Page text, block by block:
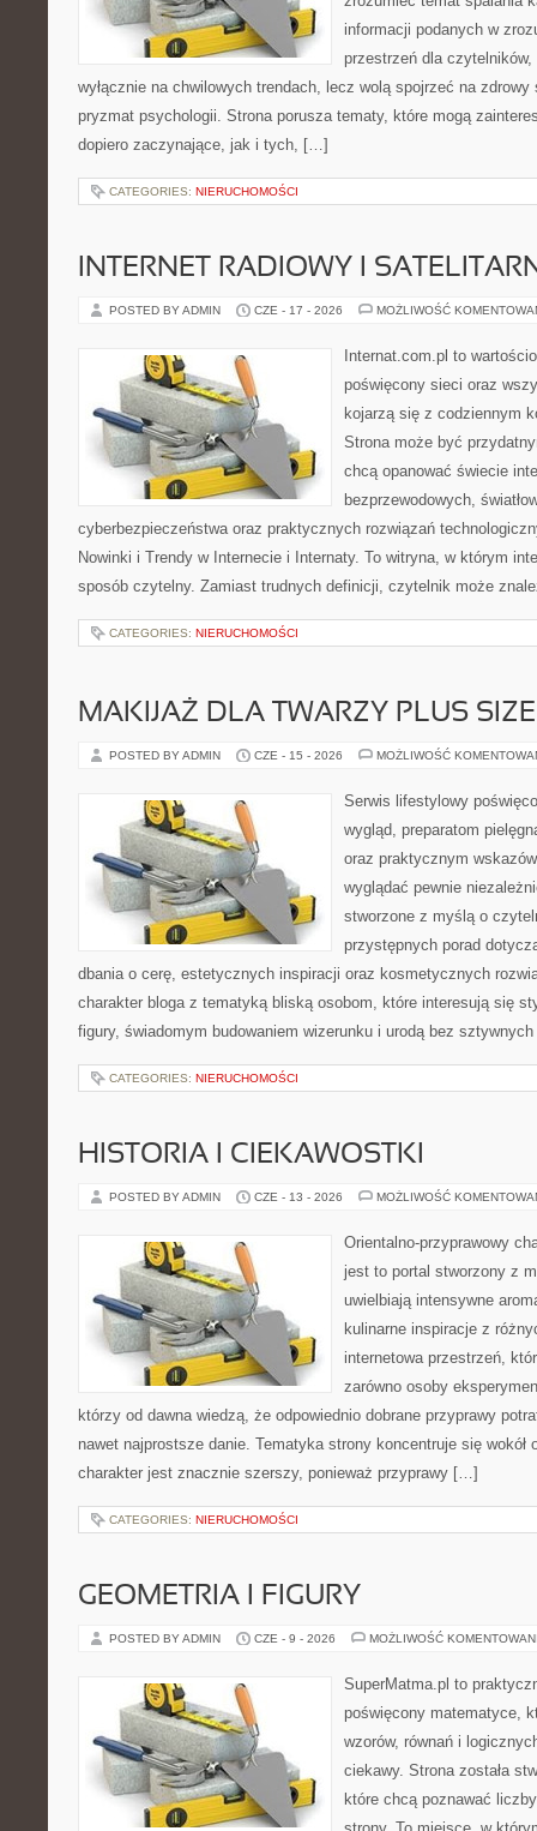
informacji podanych w
przestrzeń dla
wyłącznie na chwilowych trendach, lecz wolą spojrzeć na
pryzmat psychologii. Strona porusza tematy, które mogą
dopiero zaczynające, jak i tych, […]
CATEGORIES: NIERUCHOMOŚCI
INTERNET RADIOWY I
POSTED BY ADMIN CZE - 17 - 2026 MOŻLIWOŚĆ
Internat.com.pl to
poświęcony sieci oraz
kojarzą się z codziennym
Strona może być
chcą opanować świecie
bezprzewodowych,
cyberbezpieczeństwa oraz praktycznych rozwiązań
Nowinki i Trendy w Internecie i Internaty. To witryna, w którym
sposób czytelny. Zamiast trudnych definicji, czytelnik może
CATEGORIES: NIERUCHOMOŚCI
MAKIJAŻ DLA TWARZY PLUS SIZE
POSTED BY ADMIN CZE - 15 - 2026 MOŻLIWOŚĆ
Serwis lifestylowy
wygląd, preparatom
oraz praktycznym
wyglądać pewnie
stworzone z myślą o
przystępnych porad
dbania o cerę, estetycznych inspiracji oraz kosmetycznych
charakter bloga z tematyką bliską osobom, które interesują się
figury, świadomym budowaniem wizerunku i urodą bez
CATEGORIES: NIERUCHOMOŚCI
HISTORIA I CIEKAWOSTKI
POSTED BY ADMIN CZE - 13 - 2026 MOŻLIWOŚĆ
Orientalno-przyprawowy
jest to portal stworzony z
uwielbiają intensywne
kulinarne inspiracje z
internetowa przestrzeń,
zarówno osoby
którzy od dawna wiedzą, że odpowiednio dobrane przyprawy
nawet najprostsze danie. Tematyka strony koncentruje się wokół
charakter jest znacznie szerszy, ponieważ przyprawy […]
CATEGORIES: NIERUCHOMOŚCI
GEOMETRIA I FIGURY
POSTED BY ADMIN CZE - 9 - 2026 MOŻLIWOŚĆ
SuperMatma.pl to
poświęcony matematyce,
wzorów, równań i
ciekawy. Strona została
które chcą poznawać